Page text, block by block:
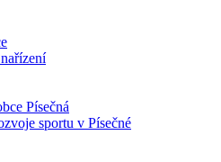
Písečná
sportu v Písečné